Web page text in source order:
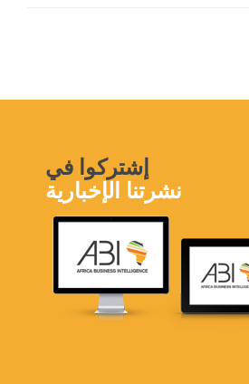
إشتركوا في
نشرتنا الإخبارية